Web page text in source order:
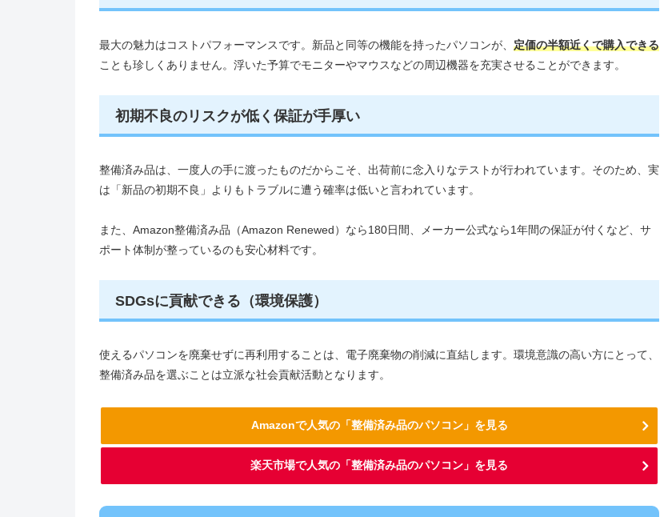
最大の魅力はコストパフォーマンスです。新品と同等の機能を持ったパソコンが、 定価の半額近くで購入できる
ことも珍しくありません。浮いた予算でモニターやマウスなどの周辺機器を充実させることができます。
初期不良のリスクが低く保証が手厚い
整備済み品は、一度人の手に渡ったものだからこそ、出荷前に念入りなテストが行われています。そのため、実
は「新品の初期不良」よりもトラブルに遭う確率は低いと言われています。
また、Amazon整備済み品（Amazon Renewed）なら180日間、メーカー公式なら1年間の保証が付くなど、サ
ポート体制が整っているのも安心材料です。
SDGsに貢献できる（環境保護）
使えるパソコンを廃棄せずに再利用することは、電子廃棄物の削減に直結します。環境意識の高い方にとって、
整備済み品を選ぶことは立派な社会貢献活動となります。
Amazonで人気の「整備済み品のパソコン」を見る
楽天市場で人気の「整備済み品のパソコン」を見る